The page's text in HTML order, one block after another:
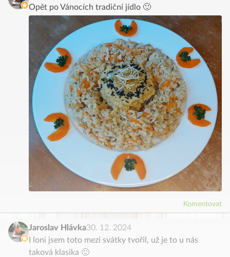
Opět po Vánocích tradiční jídlo 🙂
Komentovat
Jaroslav Hlávka30. 12. 2024
I loni jsem toto mezi svátky tvořil, už je to u nás
taková klasika 🙂